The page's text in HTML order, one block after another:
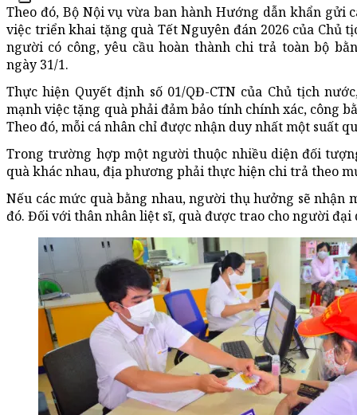
Theo đó, Bộ Nội vụ vừa ban hành Hướng dẫn khẩn gửi
việc triển khai tặng quà Tết Nguyên đán 2026 của Chủ
người có công, yêu cầu hoàn thành chi trả toàn bộ
ngày 31/1.
Thực hiện Quyết định số 01/QĐ-CTN của Chủ tịch
mạnh việc tặng quà phải đảm bảo tính chính xác, công
Theo đó, mỗi cá nhân chỉ được nhận duy nhất một suất
Trong trường hợp một người thuộc nhiều diện đối
quà khác nhau, địa phương phải thực hiện chi trả theo
Nếu các mức quà bằng nhau, người thụ hưởng sẽ nhận
đó. Đối với thân nhân liệt sĩ, quà được trao cho người đại